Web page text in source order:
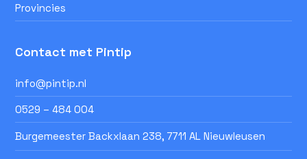
Provincies
Contact met Pintip
info@pintip.nl
0529 – 484 004
Burgemeester Backxlaan 238, 7711 AL Nieuwleusen